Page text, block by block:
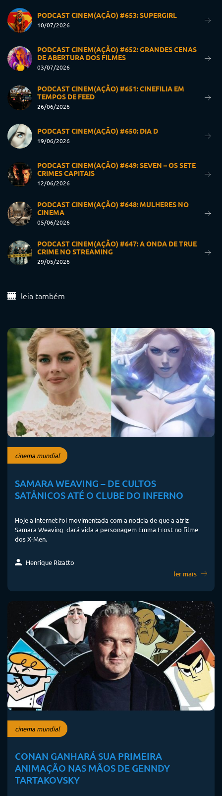
PODCAST CINEM(AÇÃO) #653: SUPERGIRL
10/07/2026
PODCAST CINEM(AÇÃO) #652: GRANDES CENAS
DE ABERTURA DOS FILMES
03/07/2026
PODCAST CINEM(AÇÃO) #651: CINEFILIA EM
TEMPOS DE FEED
26/06/2026
PODCAST CINEM(AÇÃO) #650: DIA D
19/06/2026
PODCAST CINEM(AÇÃO) #649: SEVEN – OS SETE
CRIMES CAPITAIS
12/06/2026
PODCAST CINEM(AÇÃO) #648: MULHERES NO
CINEMA
05/06/2026
PODCAST CINEM(AÇÃO) #647: A ONDA DE TRUE
CRIME NO STREAMING
29/05/2026
leia também
cinema mundial
SAMARA WEAVING – DE CULTOS
SATÂNICOS ATÉ O CLUBE DO INFERNO
Hoje a internet foi movimentada com a notícia de que a atriz
Samara Weaving dará vida a personagem Emma Frost no filme
dos X-Men.
Henrique Rizatto
ler mais
cinema mundial
CONAN GANHARÁ SUA PRIMEIRA
ANIMAÇÃO NAS MÃOS DE GENNDY
TARTAKOVSKY